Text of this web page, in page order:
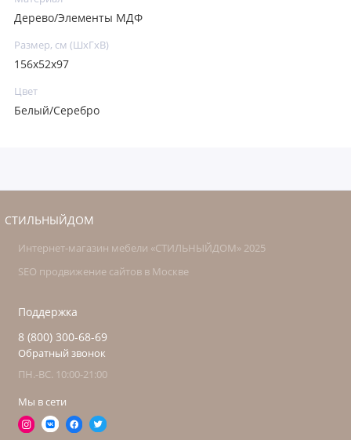
Дерево/Элементы МДФ
Размер, см (ШхГхВ)
156x52x97
Цвет
Белый/Серебро
СТИЛЬНЫЙДОМ
Интернет-магазин мебели «СТИЛЬНЫЙДОМ» 2025
SEO продвижение сайтов в Москве
Поддержка
8 (800) 300-68-69
Обратный звонок
ПН.-ВС. 10:00-21:00
Мы в сети